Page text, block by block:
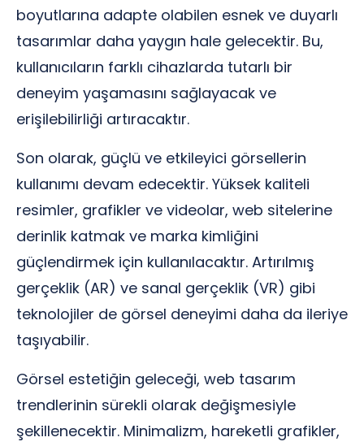
boyutlarına adapte olabilen esnek ve duyarlı
tasarımlar daha yaygın hale gelecektir. Bu,
kullanıcıların farklı cihazlarda tutarlı bir
deneyim yaşamasını sağlayacak ve
erişilebilirliği artıracaktır.
Son olarak, güçlü ve etkileyici görsellerin
kullanımı devam edecektir. Yüksek kaliteli
resimler, grafikler ve videolar, web sitelerine
derinlik katmak ve marka kimliğini
güçlendirmek için kullanılacaktır. Artırılmış
gerçeklik (AR) ve sanal gerçeklik (VR) gibi
teknolojiler de görsel deneyimi daha da ileriye
taşıyabilir.
Görsel estetiğin geleceği, web tasarım
trendlerinin sürekli olarak değişmesiyle
şekillenecektir. Minimalizm, hareketli grafikler,